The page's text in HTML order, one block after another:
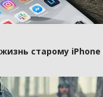
старому